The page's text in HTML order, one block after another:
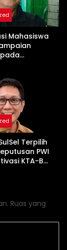
Mahasiswa
Terpilih
PWI
KTA-B
Ruas yang